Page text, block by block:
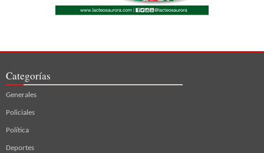
Categorías
Generales
Policiales
Política
Deportes